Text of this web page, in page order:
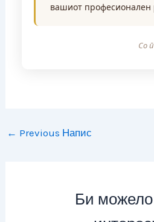
вашиот професионален
Со
← Previous Напис
Би